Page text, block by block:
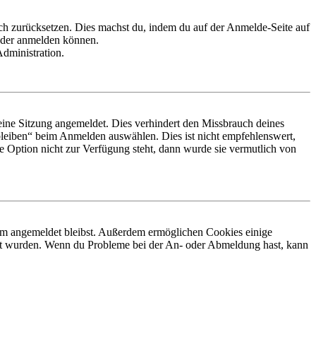
Dies machst du, indem du auf der Anmelde-Seite auf
anmelden können.
Sitzung angemeldet. Dies verhindert den Missbrauch deines
beim Anmelden auswählen. Dies ist nicht empfehlenswert,
Option nicht zur Verfügung steht, dann wurde sie vermutlich von
angemeldet bleibst. Außerdem ermöglichen Cookies einige
Wenn du Probleme bei der An- oder Abmeldung hast, kann